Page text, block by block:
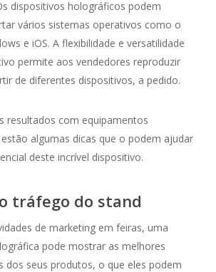
dispositivos holográficos podem
vários sistemas operativos como o
e iOS. A flexibilidade e versatilidade
permite aos vendedores reproduzir
de diferentes dispositivos, a pedido.
resultados com equipamentos
algumas dicas que o podem ajudar
deste incrível dispositivo.
tráfego do stand
de marketing em feiras, uma
pode mostrar as melhores
dos seus produtos, o que eles podem